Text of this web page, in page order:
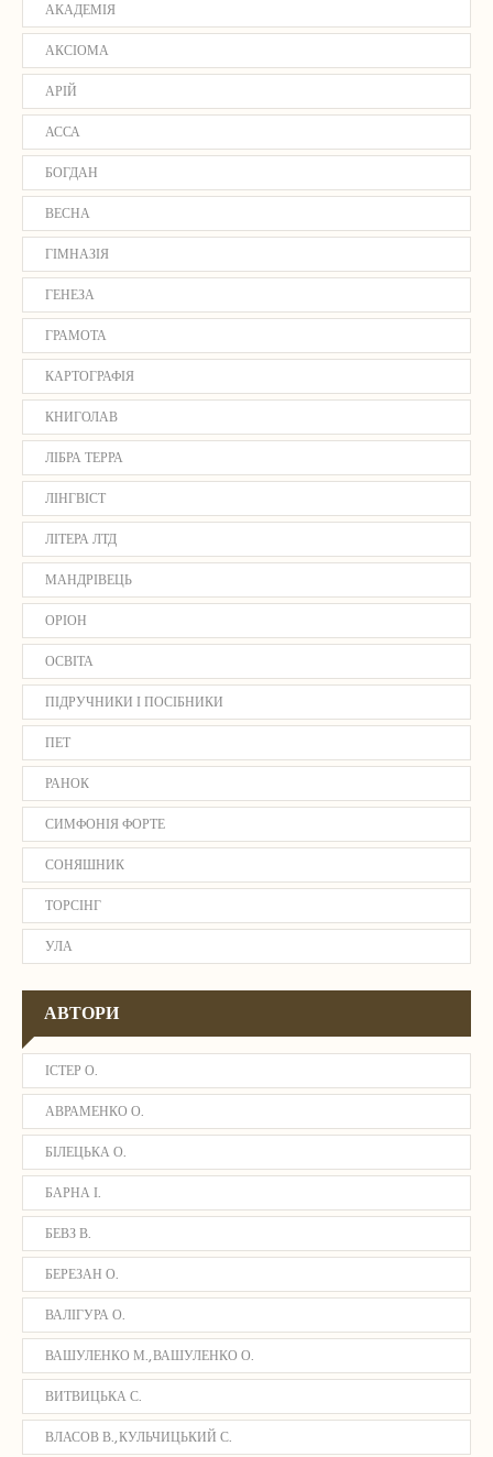
АКАДЕМІЯ
АКСІОМА
АРІЙ
АССА
БОГДАН
ВЕСНА
ГІМНАЗІЯ
ГЕНЕЗА
ГРАМОТА
КАРТОГРАФІЯ
КНИГОЛАВ
ЛІБРА ТЕРРА
ЛІНГВІСТ
ЛІТЕРА ЛТД
МАНДРІВЕЦЬ
ОРІОН
ОСВІТА
ПІДРУЧНИКИ І ПОСІБНИКИ
ПЕТ
РАНОК
СИМФОНІЯ ФОРТЕ
СОНЯШНИК
ТОРСІНГ
УЛА
АВТОРИ
ІСТЕР О.
АВРАМЕНКО О.
БІЛЕЦЬКА О.
БАРНА І.
БЕВЗ В.
БЕРЕЗАН О.
ВАЛІГУРА О.
ВАШУЛЕНКО М., ВАШУЛЕНКО О.
ВИТВИЦЬКА С.
ВЛАСОВ В., КУЛЬЧИЦЬКИЙ С.